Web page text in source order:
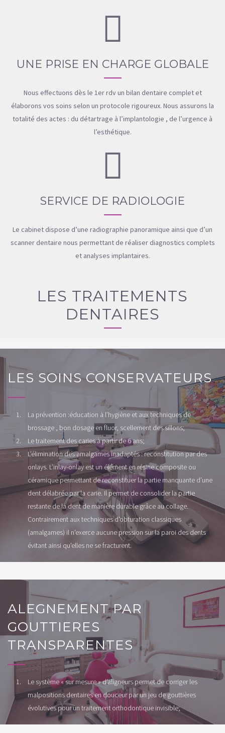
UNE PRISE EN CHARGE GLOBALE
Nous effectuons dès le 1er rdv un bilan dentaire complet et
élaborons vos soins selon un protocole rigoureux. Nous assurons la
totalité des actes : du détartrage à l’implantologie , de l’urgence à
l’esthétique.
SERVICE DE RADIOLOGIE
Le cabinet dispose d’une radiographie panoramique ainsi que d’un
scanner dentaire nous permettant de réaliser diagnostics complets
et analyses implantaires.
LES TRAITEMENTS
DENTAIRES
LES SOINS CONSERVATEURS
La prévention :éducation à l’hygiène et aux techniques de
brossage , bon dosage en fluor, scellement des sillons;
Le traitement des caries à partir de 6 ans;
L’élimination des amalgames inadaptés : reconstitution par des
onlays. L’inlay-onlay est un élément en résine composite ou
céramique permettant de reconstituer la partie manquante d’une
dent délabrée par la carie. Il permet de consolider la partie
restante de la dent de manière durable grâce au collage.
Contrairement aux techniques d'obturation classiques
(amalgames) il n'exerce aucune pression sur la paroi des dents
évitant ainsi qu'elles ne se fracturent.
ALEGNEMENT PAR
GOUTTIERES
TRANSPARENTES
Le système « sur mesure » d’aligneurs permet de corriger les
malpositions dentaires en douceur par un jeu de gouttières
évolutives pour un traitement orthodontique invisible;